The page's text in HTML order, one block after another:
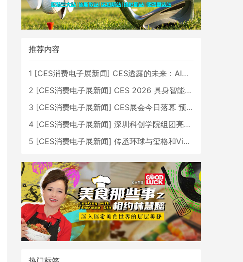
推荐内容
1 [CES消费电子展新闻] CES透露的未来：AI、机器人与智能生活大爆发
2 [CES消费电子展新闻] CES 2026 具身智能与创新领域 中国公司大放异彩
3 [CES消费电子展新闻] CES展会今日落幕 预计2026行业收入将超五千亿美元
4 [CES消费电子展新闻] 深圳科创学院组团亮相CES 广受好评
5 [CES消费电子展新闻] 传丞环球与玺格和VibeLens共同推出全新耳机